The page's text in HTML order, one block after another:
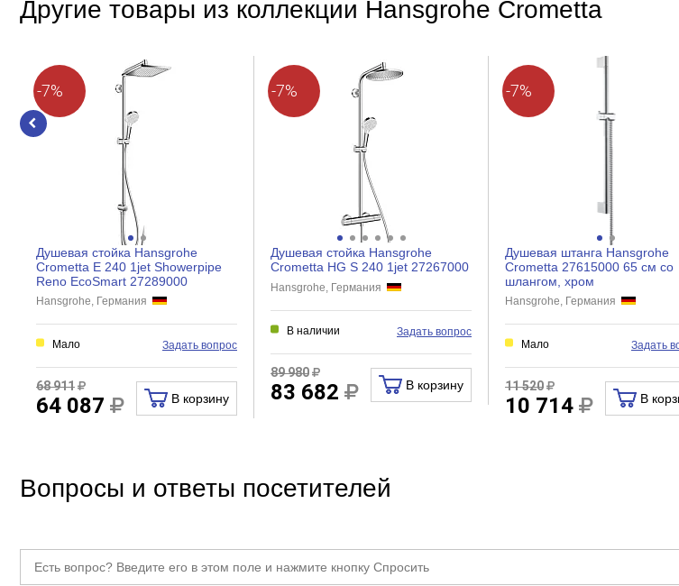
Покрытие
Особенности
Защита от обратного потока
Противоизвестковая система
Работа с проточным водонагревателем
Защита от перекручивания
Количество режимов
Материал шланга
Способ монтажа
К стене
Другие товары из коллекции Hansgrohe Crometta
-7%
Душевая стойка Hansgrohe
Crometta E 240 1jet Showerpipe
Reno EcoSmart 27289000
Hansgrohe, Германия
Мало Задать вопрос
68 911
64 087 В корзину
-7%
Душевая стойка Hansgrohe
Crometta HG S 240 1jet 27267000
Hansgrohe, Германия
В наличии Задать вопрос
89 980
83 682 В корзину
-7%
Душевая штанга Hansgrohe
Crometta 27615000 65 см со
шлангом, хром
Hansgrohe, Германия
Мало Задать
11 520
10 714 В
Вопросы и ответы посетителей